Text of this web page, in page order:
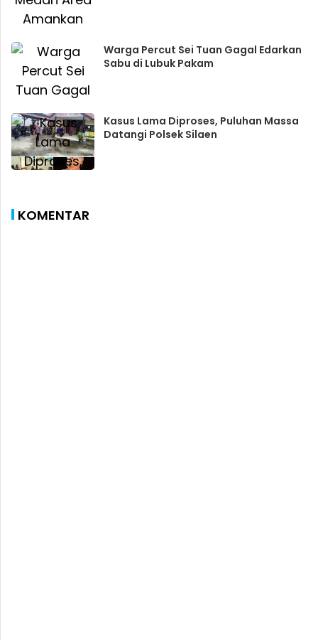
Warga Percut Sei Tuan Gagal Edarkan
Sabu di Lubuk Pakam
Kasus Lama Diproses, Puluhan Massa
Datangi Polsek Silaen
KOMENTAR